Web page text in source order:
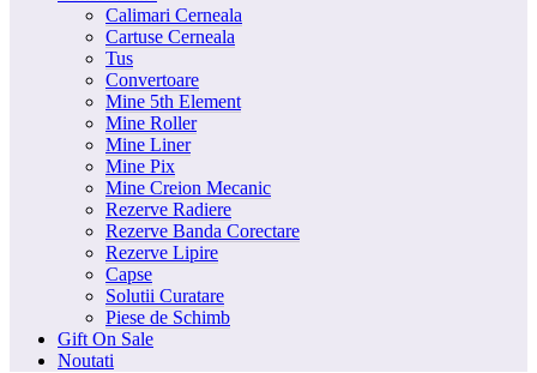
Calimari Cerneala
Cartuse Cerneala
Tus
Convertoare
Mine 5th Element
Mine Roller
Mine Liner
Mine Pix
Mine Creion Mecanic
Rezerve Radiere
Rezerve Banda Corectare
Rezerve Lipire
Capse
Solutii Curatare
Piese de Schimb
Gift On Sale
Noutati